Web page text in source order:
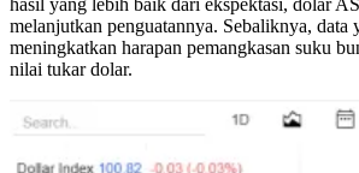
melanjutkan penguatannya. Sebaliknya, data
meningkatkan harapan pemangkasan suku
nilai tukar dolar.